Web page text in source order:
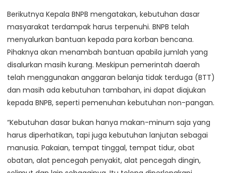
Berikutnya Kepala BNPB mengatakan, kebutuhan dasar
masyarakat terdampak harus terpenuhi. BNPB telah
menyalurkan bantuan kepada para korban bencana.
Pihaknya akan menambah bantuan apabila jumlah yang
disalurkan masih kurang. Meskipun pemerintah daerah
telah menggunakan anggaran belanja tidak terduga (BTT)
dan masih ada kebutuhan tambahan, ini dapat diajukan
kepada BNPB, seperti pemenuhan kebutuhan non-pangan.
“Kebutuhan dasar bukan hanya makan-minum saja yang
harus diperhatikan, tapi juga kebutuhan lanjutan sebagai
manusia. Pakaian, tempat tinggal, tempat tidur, obat
obatan, alat pencegah penyakit, alat pencegah dingin,